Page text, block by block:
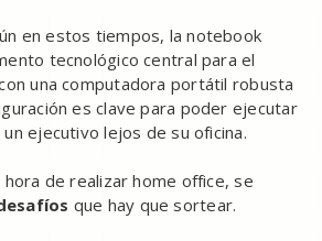
en estos tiempos, la notebook
tecnológico central para el
una computadora portátil robusta
es clave para poder ejecutar
ejecutivo lejos de su oficina.
hora de realizar home office, se
que hay que sortear.